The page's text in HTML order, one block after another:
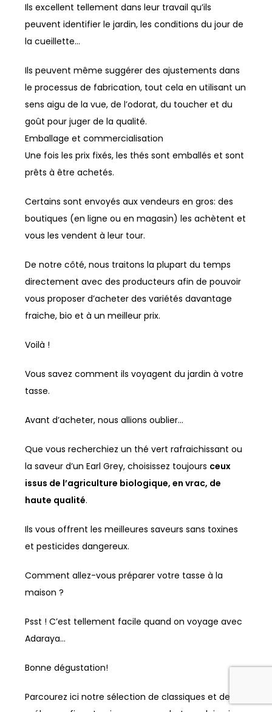
Ils excellent tellement dans leur travail qu’ils
peuvent identifier le jardin, les conditions du jour de
la cueillette…
Ils peuvent même suggérer des ajustements dans
le processus de fabrication, tout cela en utilisant un
sens aigu de la vue, de l’odorat, du toucher et du
goût pour juger de la qualité.
Emballage et commercialisation
Une fois les prix fixés, les thés sont emballés et sont
prêts à être achetés.
Certains sont envoyés aux vendeurs en gros: des
boutiques (en ligne ou en magasin) les achètent et
vous les vendent à leur tour.
De notre côté, nous traitons la plupart du temps
directement avec des producteurs afin de pouvoir
vous proposer d’acheter des variétés davantage
fraiche, bio et à un meilleur prix.
Voilà !
Vous savez comment ils voyagent du jardin à votre
tasse.
Avant d’acheter, nous allions oublier…
Que vous recherchiez un thé vert rafraichissant ou
la saveur d’un Earl Grey, choisissez toujours ceux
issus de l’agriculture biologique, en vrac, de
haute qualité.
Ils vous offrent les meilleures saveurs sans toxines
et pesticides dangereux.
Comment allez-vous préparer votre tasse à la
maison ?
Psst ! C’est tellement facile quand on voyage avec
Adaraya…
Bonne dégustation!
Parcourez ici notre sélection de classiques et de